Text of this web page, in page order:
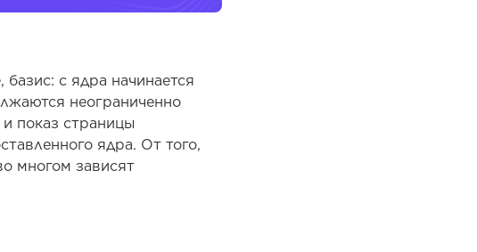
с ядра начинается
неограниченно
и показ страницы
ядра. От того,
многом зависят